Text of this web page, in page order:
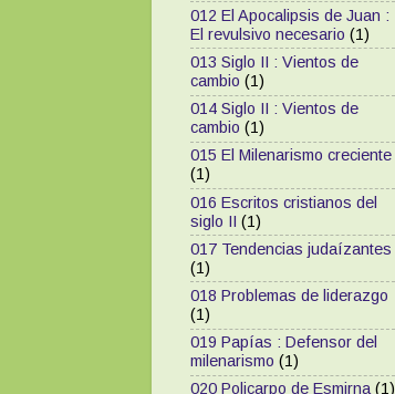
012 El Apocalipsis de Juan :
El revulsivo necesario (1)
013 Siglo II : Vientos de
cambio (1)
014 Siglo II : Vientos de
cambio (1)
015 El Milenarismo creciente
(1)
016 Escritos cristianos del
siglo II (1)
017 Tendencias judaízantes
(1)
018 Problemas de liderazgo
(1)
019 Papías : Defensor del
milenarismo (1)
020 Policarpo de Esmirna (1)